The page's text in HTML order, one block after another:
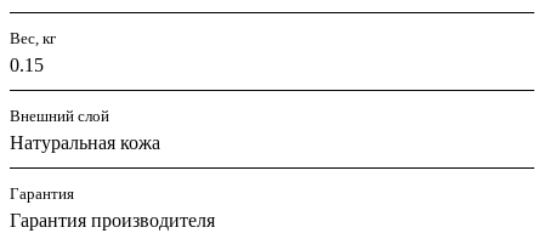
Вес, кг
0.15
Внешний слой
Натуральная кожа
Гарантия
Гарантия производителя